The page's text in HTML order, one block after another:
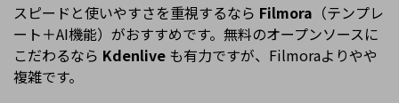
スピードと使いやすさを重視するなら Filmora （テンプレ
ート＋AI機能）がおすすめです。無料のオープンソースに
こだわるなら Kdenlive も有力ですが、Filmoraよりやや
複雑です。